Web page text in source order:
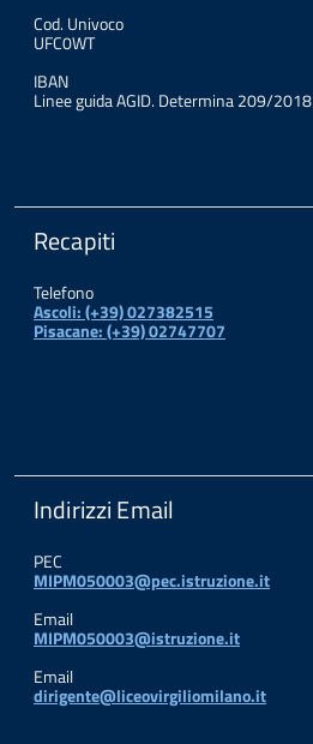
Cod. Univoco
UFC0WT
IBAN
Linee guida AGID. Determina 209/2018
Recapiti
Telefono
Ascoli: (+39) 027382515
Pisacane: (+39) 02747707
Indirizzi Email
PEC
MIPM050003@pec.istruzione.it
Email
MIPM050003@istruzione.it
Email
dirigente@liceovirgiliomilano.it